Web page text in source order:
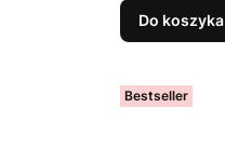
Do koszyka
Bestseller